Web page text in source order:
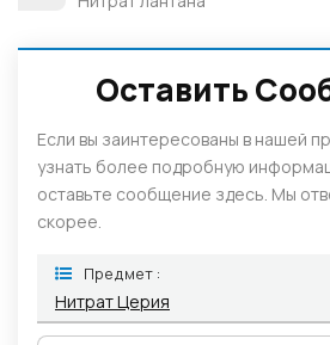
Оставить
Если вы заинтересованы в нашей
узнать более подробную
оставьте сообщение здесь. Мы
скорее.
Предмет :
Нитрат Церия